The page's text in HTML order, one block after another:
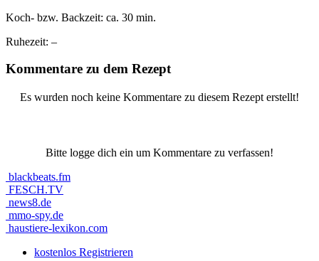
Koch- bzw. Backzeit: ca. 30 min.
Ruhezeit: –
Kommentare zu dem Rezept
Es wurden noch keine Kommentare zu diesem Rezept erstellt!
Bitte logge dich ein um Kommentare zu verfassen!
blackbeats.fm
FESCH.TV
news8.de
mmo-spy.de
haustiere-lexikon.com
kostenlos Registrieren